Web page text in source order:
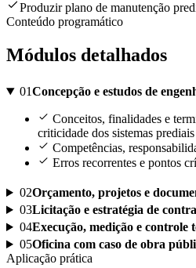
Produzir plano de manutenção
Conteúdo programático
Módulos detalhados
01Concepção e estudos de
Conceitos, finalidades e
criticidade dos sistemas prediais
Competências,
Erros recorrentes e pontos
02Orçamento, projetos e
03Licitação e estratégia de
04Execução, medição e controle
05Oficina com caso de obra
Aplicação prática